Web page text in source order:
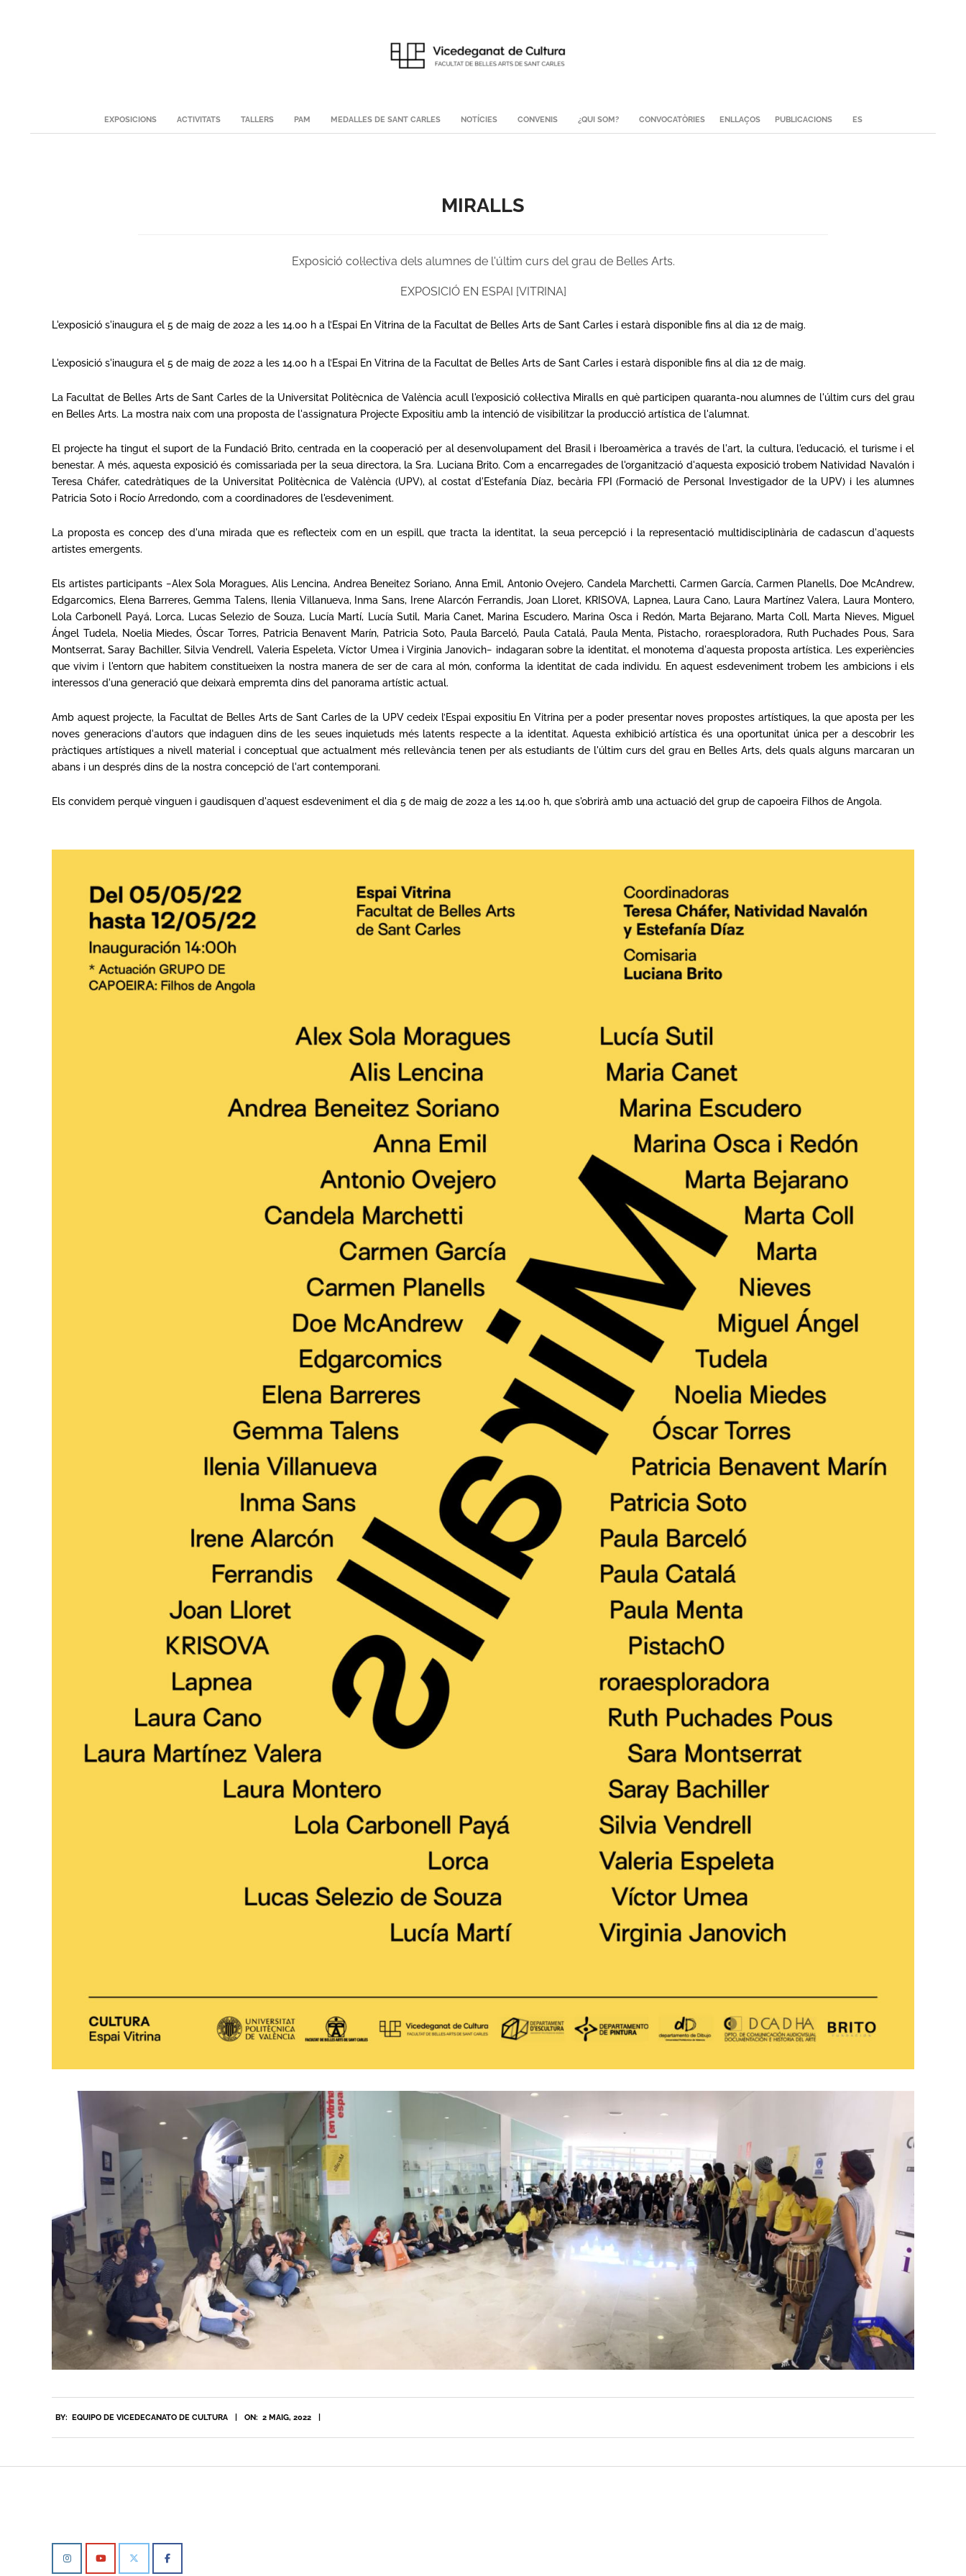
Navigation
EXPOSICIONS ACTIVITATS TALLERS PAM MEDALLES DE SANT CARLES NOTÍCIES CONVENIS ¿QUI SOM? CONVOCATÒRIES ENLLAÇOS PUBLICACIONS ES
MIRALLS
Exposició col·lectiva dels alumnes de l'últim curs del grau de Belles Arts.
EXPOSICIÓ EN ESPAI [VITRINA]
L'exposició s'inaugura el 5 de maig de 2022 a les 14.00 h a l’Espai En Vitrina de la Facultat de Belles Arts de Sant Carles i estarà disponible fins al dia 12 de maig.
L'exposició s'inaugura el 5 de maig de 2022 a les 14.00 h a l’Espai En Vitrina de la Facultat de Belles Arts de Sant Carles i estarà disponible fins al dia 12 de maig.
La Facultat de Belles Arts de Sant Carles de la Universitat Politècnica de València acull l'exposició col·lectiva Miralls en què participen quaranta-nou alumnes de l'últim curs del grau
en Belles Arts. La mostra naix com una proposta de l'assignatura Projecte Expositiu amb la intenció de visibilitzar la producció artística de l'alumnat.
El projecte ha tingut el suport de la Fundació Brito, centrada en la cooperació per al desenvolupament del Brasil i Iberoamèrica a través de l'art, la cultura, l'educació, el turisme i el
benestar. A més, aquesta exposició és comissariada per la seua directora, la Sra. Luciana Brito. Com a encarregades de l'organització d'aquesta exposició trobem Natividad Navalón i
Teresa Cháfer, catedràtiques de la Universitat Politècnica de València (UPV), al costat d'Estefanía Díaz, becària FPI (Formació de Personal Investigador de la UPV) i les alumnes
Patricia Soto i Rocío Arredondo, com a coordinadores de l'esdeveniment.
La proposta es concep des d'una mirada que es reflecteix com en un espill, que tracta la identitat, la seua percepció i la representació multidisciplinària de cadascun d'aquests
artistes emergents.
Els artistes participants −Alex Sola Moragues, Alis Lencina, Andrea Beneitez Soriano, Anna Emil, Antonio Ovejero, Candela Marchetti, Carmen García, Carmen Planells, Doe McAndrew,
Edgarcomics, Elena Barreres, Gemma Talens, Ilenia Villanueva, Inma Sans, Irene Alarcón Ferrandis, Joan Lloret, KRISOVA, Lapnea, Laura Cano, Laura Martínez Valera, Laura Montero,
Lola Carbonell Payá, Lorca, Lucas Selezio de Souza, Lucía Martí, Lucía Sutil, Maria Canet, Marina Escudero, Marina Osca i Redón, Marta Bejarano, Marta Coll, Marta Nieves, Miguel
Ángel Tudela, Noelia Miedes, Óscar Torres, Patricia Benavent Marín, Patricia Soto, Paula Barceló, Paula Catalá, Paula Menta, Pistach0, roraesploradora, Ruth Puchades Pous, Sara
Montserrat, Saray Bachiller, Silvia Vendrell, Valeria Espeleta, Víctor Umea i Virginia Janovich− indagaran sobre la identitat, el monotema d'aquesta proposta artística. Les experiències
que vivim i l'entorn que habitem constitueixen la nostra manera de ser de cara al món, conforma la identitat de cada individu. En aquest esdeveniment trobem les ambicions i els
interessos d'una generació que deixarà empremta dins del panorama artístic actual.
Amb aquest projecte, la Facultat de Belles Arts de Sant Carles de la UPV cedeix l’Espai expositiu En Vitrina per a poder presentar noves propostes artístiques, la que aposta per les
noves generacions d'autors que indaguen dins de les seues inquietuds més latents respecte a la identitat. Aquesta exhibició artística és una oportunitat única per a descobrir les
pràctiques artístiques a nivell material i conceptual que actualment més rellevància tenen per als estudiants de l'últim curs del grau en Belles Arts, dels quals alguns marcaran un
abans i un després dins de la nostra concepció de l'art contemporani.
Els convidem perquè vinguen i gaudisquen d'aquest esdeveniment el dia 5 de maig de 2022 a les 14.00 h, que s'obrirà amb una actuació del grup de capoeira Filhos de Angola.
05-
02
BY: EQUIPO DE VICEDECANATO DE CULTURA ON: 2 MAIG, 2022